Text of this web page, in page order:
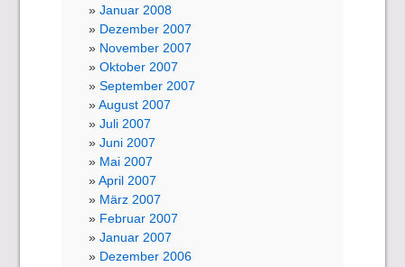
Januar 2008
Dezember 2007
November 2007
Oktober 2007
September 2007
August 2007
Juli 2007
Juni 2007
Mai 2007
April 2007
März 2007
Februar 2007
Januar 2007
Dezember 2006